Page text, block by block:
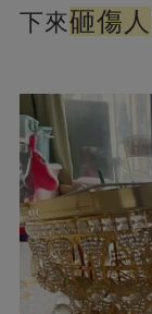
下來砸傷人